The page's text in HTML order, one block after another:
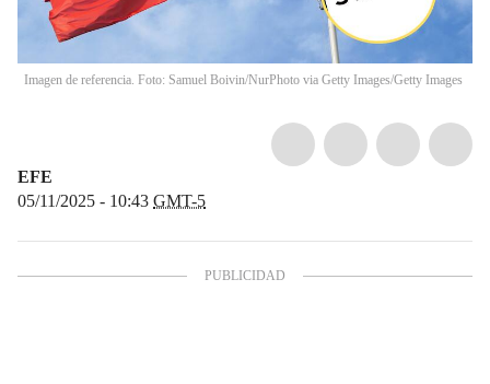
Imagen de referencia. Foto: Samuel Boivin/NurPhoto via Getty Images/Getty Images
EFE
05/11/2025 - 10:43 GMT-5